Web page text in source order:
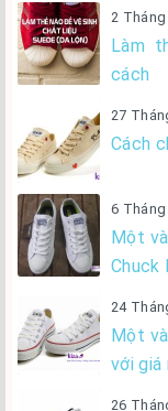
2
Làm
cách
27
Cách
6
Một
Chuck
24
Một
với giá
26